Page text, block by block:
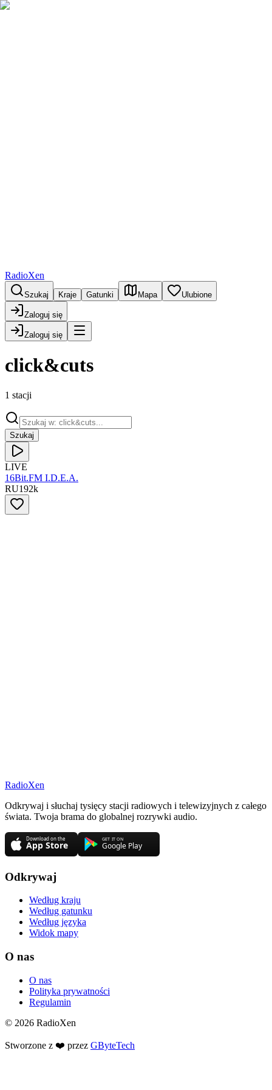
RadioXen
Szukaj Kraje Gatunki Mapa Ulubione
Zaloguj się
Zaloguj się
click&cuts
1 stacji
Szukaj
LIVE
16Bit.FM I.D.E.A.
RU192k
RadioXen
Odkrywaj i słuchaj tysięcy stacji radiowych i telewizyjnych z całego
świata. Twoja brama do globalnej rozrywki audio.
Odkrywaj
Według kraju
Według gatunku
Według języka
Widok mapy
O nas
O nas
Polityka prywatności
Regulamin
© 2026 RadioXen
Stworzone z ❤️ przez GByteTech